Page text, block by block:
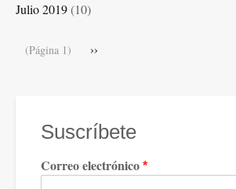
Julio 2019(10)
(Página 1)
Siguiente
››
Suscríbete
Correo electrónico